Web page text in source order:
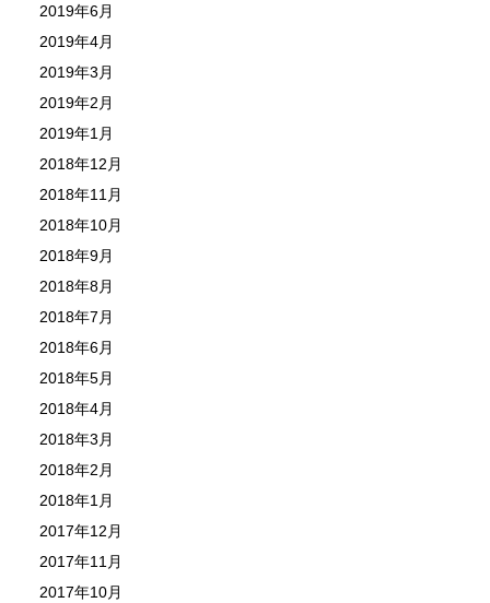
2019年6月
2019年4月
2019年3月
2019年2月
2019年1月
2018年12月
2018年11月
2018年10月
2018年9月
2018年8月
2018年7月
2018年6月
2018年5月
2018年4月
2018年3月
2018年2月
2018年1月
2017年12月
2017年11月
2017年10月